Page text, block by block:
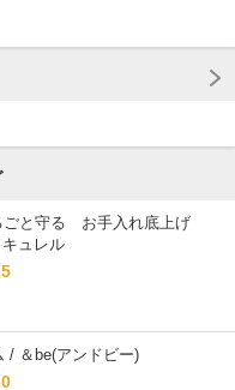
ごと守る お手入れ底上げ
ュレル
/ ＆be(アンドビー)